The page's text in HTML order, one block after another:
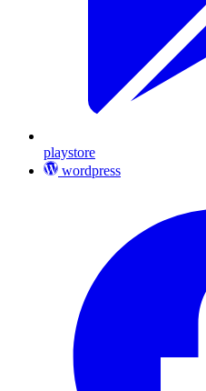
playstore
wordpress